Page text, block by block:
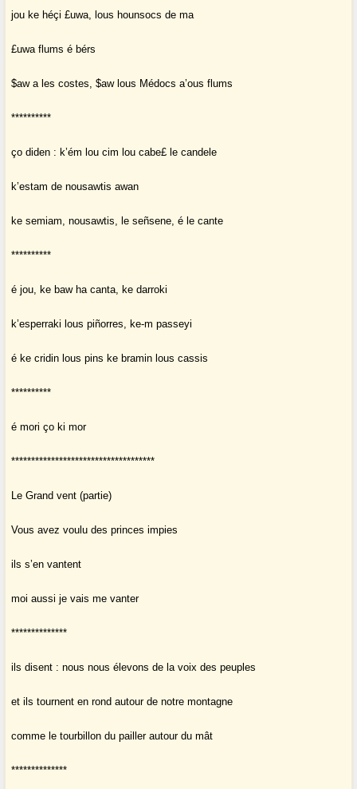
jou ke héçi £uwa, lous hounsocs de ma
£uwa flums é bérs
$aw a les costes, $aw lous Médocs a’ous flums
**********
ço diden : k’ém lou cim lou cabe£ le candele
k’estam de nousawtis awan
ke semiam, nousawtis, le señsene, é le cante
**********
é jou, ke baw ha canta, ke darroki
k’esperraki lous piñorres, ke-m passeyi
é ke cridin lous pins ke bramin lous cassis
**********
é mori ço ki mor
************************************
Le Grand vent (partie)
Vous avez voulu des princes impies
ils s’en vantent
moi aussi je vais me vanter
**************
ils disent : nous nous élevons de la voix des peuples
et ils tournent en rond autour de notre montagne
comme le tourbillon du pailler autour du mât
**************